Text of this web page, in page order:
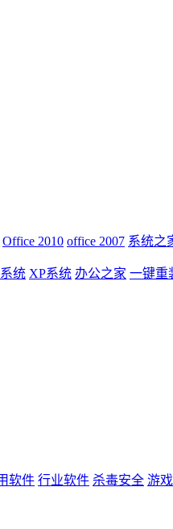
Office 2010 office 2007 系统之
统 XP系统 办公之家 一键重
软件 行业软件 杀毒安全 游